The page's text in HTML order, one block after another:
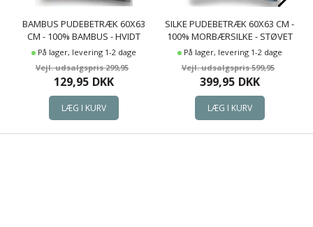
BAMBUS PUDEBETRÆK 60X63
CM - 100% BAMBUS - HVIDT
SATINVÆVET
På lager, levering 1-2 dage
299,95
129,95 DKK
SILKE PUDEBETRÆK 60X63 CM -
100% MORBÆRSILKE - STØVET
BLÅ
På lager, levering 1-2 dage
599,95
399,95 DKK